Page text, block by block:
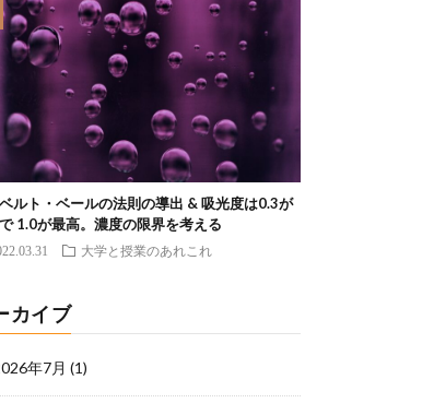
ルト・ベールの法則の導出 & 吸光度は0.3が
1.0が最高。濃度の限界を考える
大学と授業のあれこれ
カイブ
年7月 (1)